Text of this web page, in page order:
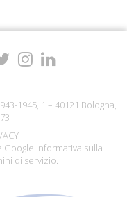
1945, 1 – 40121 Bologna,
Google Informativa sulla
di servizio.